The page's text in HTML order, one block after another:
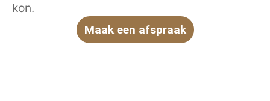
kon.
Maak een afspraak